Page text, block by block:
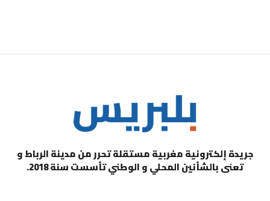
جريدة إلكترونية مغربية مستقلة تحرر من مدينة الرباط و
تعنى بالشأنين المحلي و الوطني تأسست سنة 2018.